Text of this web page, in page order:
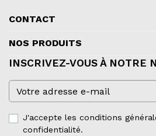
CONTACT
NOS PRODUITS
INSCRIVEZ-VOUS À NOTRE
J'accepte les conditions
confidentialité.